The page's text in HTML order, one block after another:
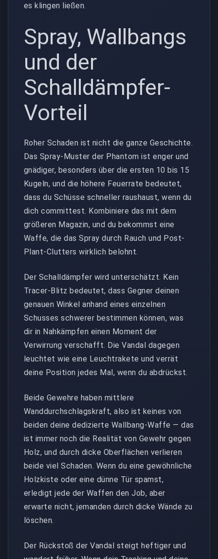
es klingen ließen.
Spray, Wallbangs
und der
Schalldämpfer-
Vorteil
Roher Schaden ist nicht die ganze Geschichte.
Das Spray-Muster der Phantom ist enger und
gnädiger, besonders über die ersten 10 bis 15
Kugeln, und die höhere Feuerrate bedeutet,
dass du Schüsse schneller raushaust, wenn du
dich committest. Kombiniere das mit dem
größeren Magazin, und du bekommst eine
Waffe, die das Spray durch Rauch und Post-
Plant-Clutters wirklich belohnt.
Der Schalldämpfer wird unterschätzt. Kein
Tracer-Blitz bedeutet, dass Gegner deinen
genauen Winkel anhand eines einzelnen
Schusses schwerer bestimmen können, was
dir in Nahkämpfen einen Moment der
Verwirrung verschafft. Die Vandal dagegen
leuchtet wie eine Leuchtrakete und verrät
deine Position jedes Mal, wenn du abdrückst.
Beide Gewehre haben mittlere
Wanddurchschlagskraft, also ist keines von
beiden deine dedizierte Wallbang-Waffe — das
ist immer noch die Realität von Gewehr gegen
Holz, und durch dicke Oberflächen verlieren
beide viel Schaden. Wenn du eine gewöhnliche
Holzkiste oder eine dünne Tür spamst,
erledigt jede der Waffen den Job, aber
erwarte nicht, jemanden durch dicke Wände zu
löschen.
Der Rückstoß der Vandal steigt heftiger und